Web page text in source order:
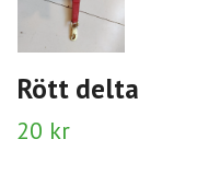
Rött delta
20 kr